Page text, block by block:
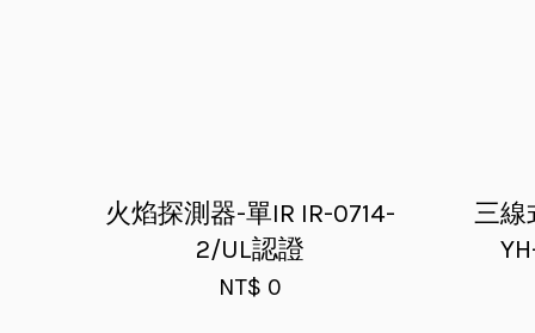
火焰探測器-單IR IR-0714-
2/UL認證
NT$ 0
三線